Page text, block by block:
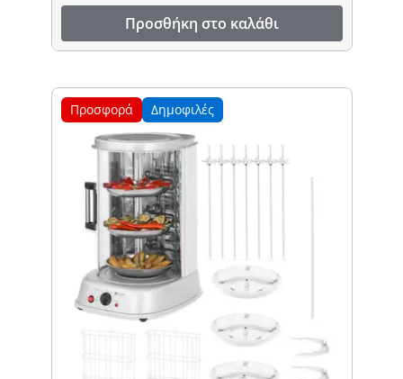
Προσθήκη στο καλάθι
Προσφορά Δημοφιλές